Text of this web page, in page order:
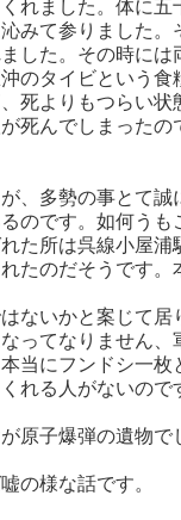
れました。体に
みて参りました
した。その時に
のタイビという
死よりもつらい
死んでしまったの
、多勢の事とて
のです。如何うも
た所は呉線小屋浦
たのだそうです。
ないかと案じて
ってなりません
当にフンドシ一
れる人がないので
原子爆弾の遺物で
の様な話です。